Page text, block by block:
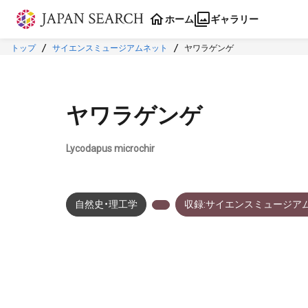
本文に飛ぶ
ホーム ギャラリー
トップ サイエンスミュージアムネット ヤワラゲンゲ
ヤワラゲンゲ
Lycodapus microchir
自然史・理工学 収録:サイエンスミュージア